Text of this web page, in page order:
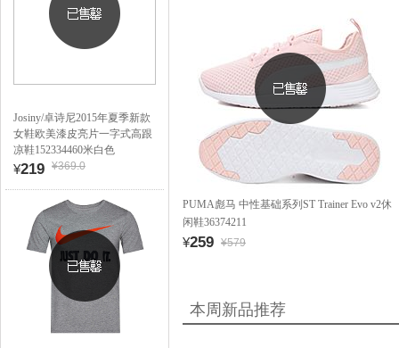
Josiny/卓诗尼2015年夏季新款
女鞋欧美漆皮亮片一字式高跟
凉鞋152334460米白色
¥219 ¥369.0
PUMA彪马 中性基础系列ST Trainer Evo v2休
闲鞋36374211
¥259 ¥579
本周新品推荐